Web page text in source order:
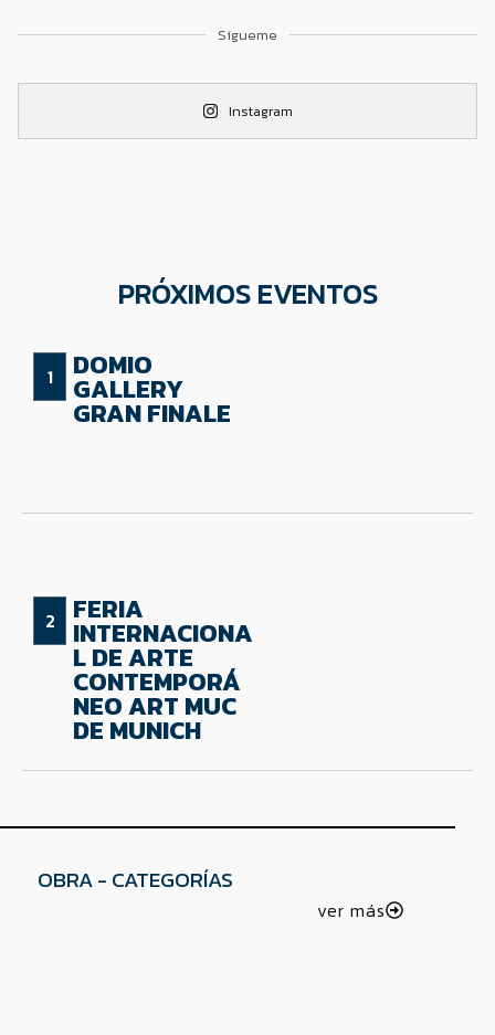
Sígueme
Instagram
PRÓXIMOS EVENTOS
DOMIO
GALLERY
GRAN FINALE
FERIA
INTERNACIONA
L DE ARTE
CONTEMPORÁ
NEO ART MUC
DE MUNICH
OBRA - CATEGORÍAS
ver más